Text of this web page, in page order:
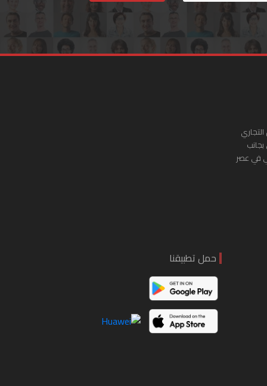
في عصر
حمل تطبيقنا